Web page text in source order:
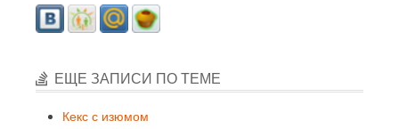
ЕЩЕ ЗАПИСИ ПО ТЕМЕ
Кекс с изюмом